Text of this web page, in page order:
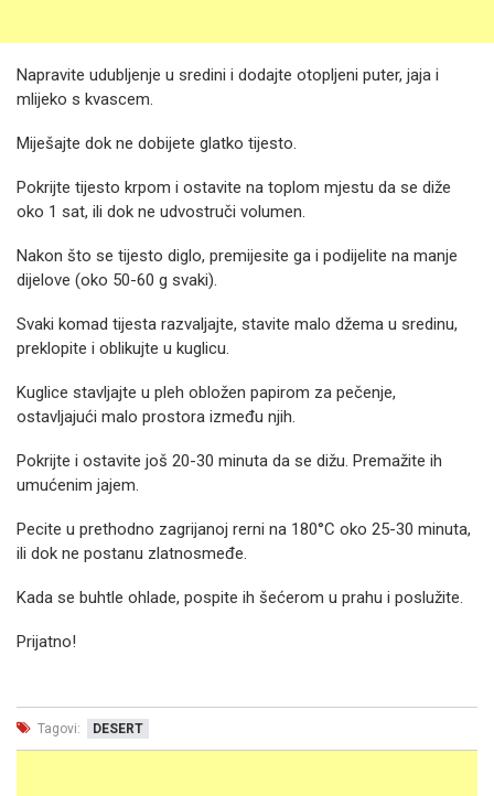
Napravite udubljenje u sredini i dodajte otopljeni puter, jaja i
mlijeko s kvascem.
Miješajte dok ne dobijete glatko tijesto.
Pokrijte tijesto krpom i ostavite na toplom mjestu da se diže
oko 1 sat, ili dok ne udvostruči volumen.
Nakon što se tijesto diglo, premijesite ga i podijelite na manje
dijelove (oko 50-60 g svaki).
Svaki komad tijesta razvaljajte, stavite malo džema u sredinu,
preklopite i oblikujte u kuglicu.
Kuglice stavljajte u pleh obložen papirom za pečenje,
ostavljajući malo prostora između njih.
Pokrijte i ostavite još 20-30 minuta da se dižu. Premažite ih
umućenim jajem.
Pecite u prethodno zagrijanoj rerni na 180°C oko 25-30 minuta,
ili dok ne postanu zlatnosmeđe.
Kada se buhtle ohlade, pospite ih šećerom u prahu i poslužite.
Prijatno!
Tagovi: DESERT